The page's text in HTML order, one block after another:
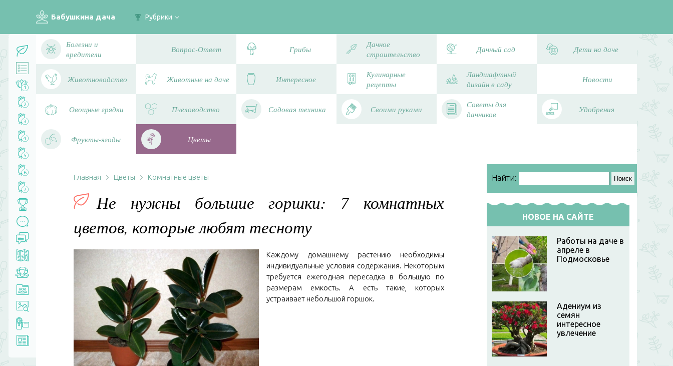
Бабушкина дача Рубрики
1
2
3
4
5
6
7
Болезни и
вредители
Вопрос-Ответ Грибы
Дачное
строительство
Дачный сад Дети на даче
Животноводство Животные на даче Интересное
Кулинарные
рецепты
Ландшафтный
дизайн в саду
Новости
Овощные грядки Пчеловодство Садовая техника Своими руками
Советы для
дачников
Удобрения
Фрукты-ягоды Цветы
Главная Цветы Комнатные цветы
Не нужны большие горшки: 7 комнатных
цветов, которые любят тесноту
Каждому домашнему растению необходимы
индивидуальные условия содержания. Некоторым
требуется ежегодная пересадка в большую по
размерам емкость. А есть такие, которых
устраивает небольшой горшок.
Найти:
НОВОЕ НА САЙТЕ
Работы на даче в
апреле в
Подмосковье
Адениум из
семян
интересное
увлечение